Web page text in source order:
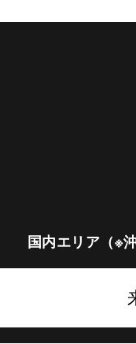
国内エリア（※